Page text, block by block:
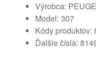
Výrobca:
Model: 307
Kódy produktov:
Ďalšie čísla: